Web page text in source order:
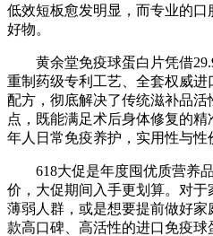
低效短板愈发明显，而专业的
好物。
黄余堂免疫球蛋白片凭借
重制药级专利工艺、全套权威
配方，彻底解决了传统滋补品
点，既能满足术后身体修复的
年人日常免疫养护，实用性与性
618大促是年度囤优质营养
价，大促期间入手更划算。对
薄弱人群，或是想要提前做好
款高口碑、高活性的进口免疫